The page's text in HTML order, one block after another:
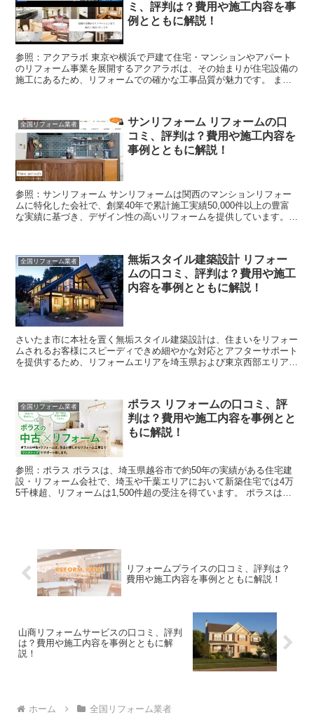
ミ、評判は？費用や施工内容を事
例とともに解説！
参照：アクアラボ 東京や横浜で戸建て住宅・マンションやアパート
のリフォーム事業を展開するアクアラボは、その始まりが住宅設備の
施工にあるため、リフォームでの確かな工事品質が魅力です。 また
全国リフォーム業者
サンリフォーム リフォームの口
コミ、評判は？費用や施工内容を
事例とともに解説！
参照：サンリフォーム サンリフォームは関西のマンションリフォー
ムに特化した会社で、創業40年で累計施工実績50,000件以上の豊富
な実績に基づき、デザイン性の高いリフォームを提供しています。
全国リフォーム業者
無垢スタイル建築設計 リフォー
ムの口コミ、評判は？費用や施工
内容を事例とともに解説！
さいたま市に本社を置く無垢スタイル建築設計は、住まいをリフォー
ムされるお客様にスピーディできめ細やかな対応とアフターサポート
を提供するため、リフォームエリアを埼玉県および東京西部エリアと
全国リフォーム業者
ポラス リフォームの口コミ、評
判は？費用や施工内容を事例とと
もに解説！
参照：ポラス ポラスは、埼玉県越谷市で約50年の実績がある住宅建
設・リフォーム会社で、埼玉や千葉エリアにおいて新築住宅では4万
5千棟超、リフォームは1,500件超の受注を得ています。 ポラスは
リフォームプライスの口コミ、評判は？
費用や施工内容を事例とともに解説！
山商リフォームサービスの口コミ、評判
は？費用や施工内容を事例とともに解
説！
ホーム 全国リフォーム業者